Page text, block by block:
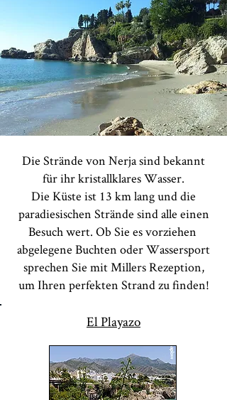
Die Strände von Nerja sind bekannt
für ihr kristallklares Wasser.
Die Küste ist 13 km lang und die
paradiesischen Strände sind alle einen
Besuch wert. Ob Sie es vorziehen
abgelegene Buchten oder Wassersport
sprechen Sie mit Millers Rezeption,
um Ihren perfekten Strand zu finden!
El Playazo